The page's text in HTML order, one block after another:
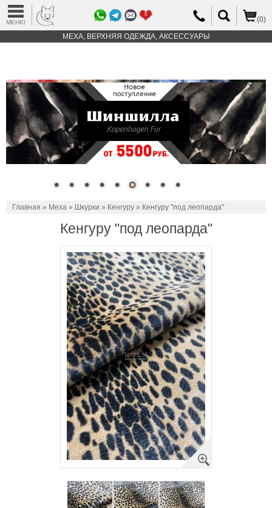
МЕНЮ
0
(0)
МЕХА, ВЕРХНЯЯ ОДЕЖДА, АКСЕССУАРЫ
Главная » Меха » Шкурки » Кенгуру » Кенгуру "под леопарда"
Кенгуру "под леопарда"